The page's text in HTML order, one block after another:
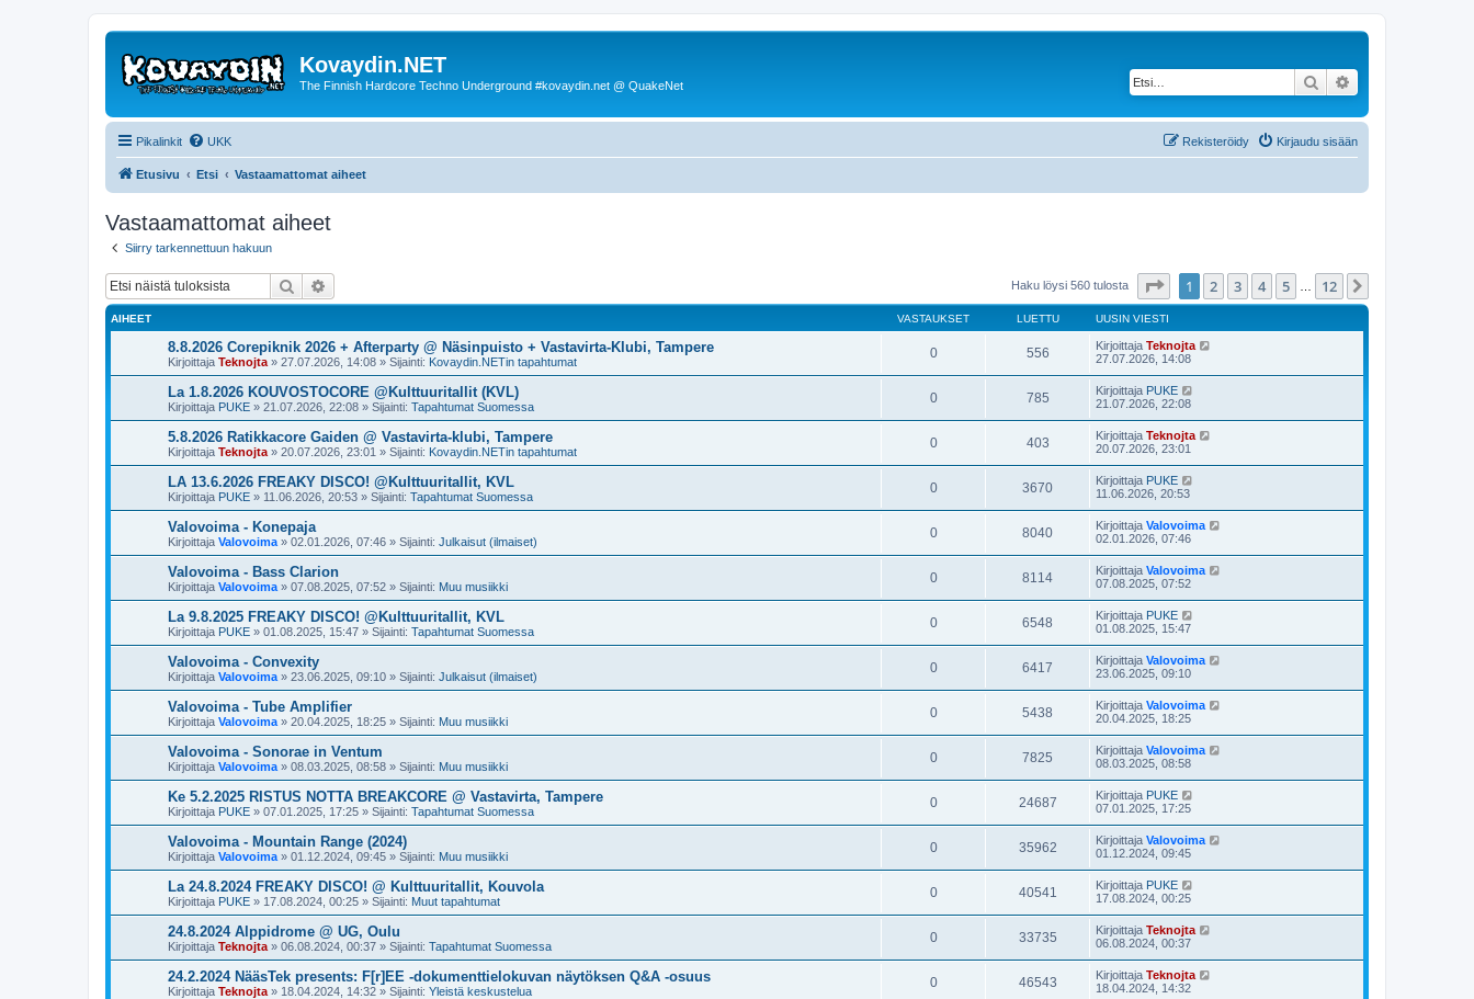
Kovaydin.NET
The Finnish Hardcore Techno Underground #kovaydin.net @ QuakeNet Etsi
Pikalinkit UKK Kirjaudu sisään
Rekisteröidy
Etusivu Etsi Vastaamattomat aiheet
Vastaamattomat aiheet
Siirry tarkennettuun hakuun
Etsi Haku löysi 560 tulosta Sivu 12
1 2 3 4 5 12
AIHEET VASTAUKSET LUETTU UUSIN VIESTI
8.8.2026 Corepiknik 2026 + Afterparty @ Näsinpuisto + Vastavirta-Klubi, Tampere
Kirjoittaja Teknojta » 27.07.2026, 14:08 » Sijainti: Kovaydin.NETin tapahtumat
0 556 Kirjoittaja Teknojta
27.07.2026, 14:08
La 1.8.2026 KOUVOSTOCORE @Kulttuuritallit (KVL)
Kirjoittaja PUKE » 21.07.2026, 22:08 » Sijainti: Tapahtumat Suomessa
0 785 Kirjoittaja PUKE
21.07.2026, 22:08
5.8.2026 Ratikkacore Gaiden @ Vastavirta-klubi, Tampere
Kirjoittaja Teknojta » 20.07.2026, 23:01 » Sijainti: Kovaydin.NETin tapahtumat
0 403 Kirjoittaja Teknojta
20.07.2026, 23:01
LA 13.6.2026 FREAKY DISCO! @Kulttuuritallit, KVL
Kirjoittaja PUKE » 11.06.2026, 20:53 » Sijainti: Tapahtumat Suomessa
0 3670 Kirjoittaja PUKE
11.06.2026, 20:53
Valovoima - Konepaja
Kirjoittaja Valovoima » 02.01.2026, 07:46 » Sijainti: Julkaisut (ilmaiset)
0 8040 Kirjoittaja Valovoima
02.01.2026, 07:46
Valovoima - Bass Clarion
Kirjoittaja Valovoima » 07.08.2025, 07:52 » Sijainti: Muu musiikki
0 8114 Kirjoittaja Valovoima
07.08.2025, 07:52
La 9.8.2025 FREAKY DISCO! @Kulttuuritallit, KVL
Kirjoittaja PUKE » 01.08.2025, 15:47 » Sijainti: Tapahtumat Suomessa
0 6548 Kirjoittaja PUKE
01.08.2025, 15:47
Valovoima - Convexity
Kirjoittaja Valovoima » 23.06.2025, 09:10 » Sijainti: Julkaisut (ilmaiset)
0 6417 Kirjoittaja Valovoima
23.06.2025, 09:10
Valovoima - Tube Amplifier
Kirjoittaja Valovoima » 20.04.2025, 18:25 » Sijainti: Muu musiikki
0 5438 Kirjoittaja Valovoima
20.04.2025, 18:25
Valovoima - Sonorae in Ventum
Kirjoittaja Valovoima » 08.03.2025, 08:58 » Sijainti: Muu musiikki
0 7825 Kirjoittaja Valovoima
08.03.2025, 08:58
Ke 5.2.2025 RISTUS NOTTA BREAKCORE @ Vastavirta, Tampere
Kirjoittaja PUKE » 07.01.2025, 17:25 » Sijainti: Tapahtumat Suomessa
0 24687 Kirjoittaja PUKE
07.01.2025, 17:25
Valovoima - Mountain Range (2024)
Kirjoittaja Valovoima » 01.12.2024, 09:45 » Sijainti: Muu musiikki
0 35962 Kirjoittaja Valovoima
01.12.2024, 09:45
La 24.8.2024 FREAKY DISCO! @ Kulttuuritallit, Kouvola
Kirjoittaja PUKE » 17.08.2024, 00:25 » Sijainti: Muut tapahtumat
0 40541 Kirjoittaja PUKE
17.08.2024, 00:25
24.8.2024 Alppidrome @ UG, Oulu
Kirjoittaja Teknojta » 06.08.2024, 00:37 » Sijainti: Tapahtumat Suomessa
0 33735 Kirjoittaja Teknojta
06.08.2024, 00:37
24.2.2024 NääsTek presents: F[r]EE -dokumenttielokuvan näytöksen Q&A -osuus
Kirjoittaja Teknojta » 18.04.2024, 14:32 » Sijainti: Yleistä keskustelua
0 46543 Kirjoittaja Teknojta
18.04.2024, 14:32